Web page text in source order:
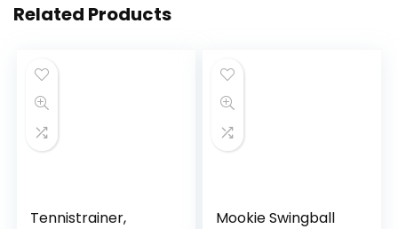
Related Products
Tennistrainer,
Mookie Swingball